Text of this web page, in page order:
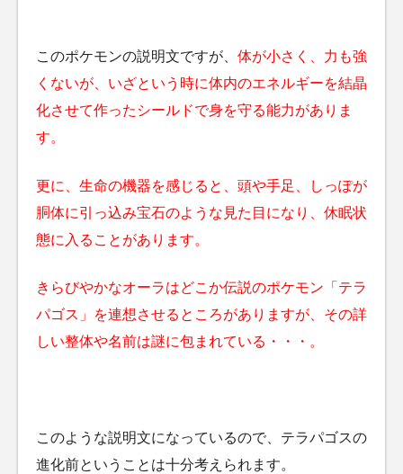
このポケモンの説明文ですが、 体が小さく、力も強
くないが、いざという時に体内のエネルギーを結晶
化させて作ったシールドで身を守る能力がありま
す。
更に、生命の機器を感じると、頭や手足、しっぽが
胴体に引っ込み宝石のような見た目になり、休眠状
態に入ることがあります。
きらびやかなオーラはどこか伝説のポケモン「テラ
パゴス」を連想させるところがありますが、その詳
しい整体や名前は謎に包まれている・・・。
このような説明文になっているので、テラパゴスの
進化前ということは十分考えられます。